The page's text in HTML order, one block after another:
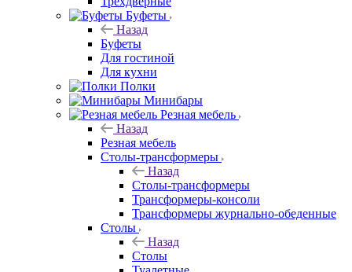
Буфеты
Назад
Буфеты
Для гостиной
Для кухни
Полки
Минибары
Резная мебель
Назад
Резная мебель
Столы-трансформеры
Назад
Столы-трансформеры
Трансформеры-консоли
Трансформеры журнально-обеденные
Столы
Назад
Столы